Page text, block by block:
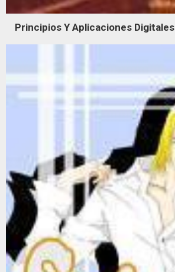
Principios Y Aplicaciones Digitales